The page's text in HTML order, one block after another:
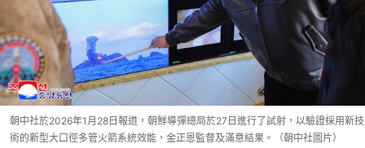
朝中社於2026年1月28日報道，朝鮮導彈總局於27日進行了試射，以驗證採用新技
術的新型大口徑多管火箭系統效能，金正恩監督及滿意結果。（朝中社圖片）